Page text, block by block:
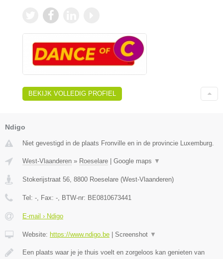
BEKIJK VOLLEDIG PROFIEL
Ndigo
Niet gevestigd in de plaats Fronville en in de provincie Luxemburg.
West-Vlaanderen » Roeselare Google maps ▼
Stokerijstraat 56 8800 Roeselare (West-Vlaanderen)
Tel: - , Fax: - , BTW-nr: BE0810673441
E-mail › Ndigo
Website: https://www.ndigo.be Screenshot ▼
Een plaats waar je je thuis voelt en zorgeloos kan genieten van